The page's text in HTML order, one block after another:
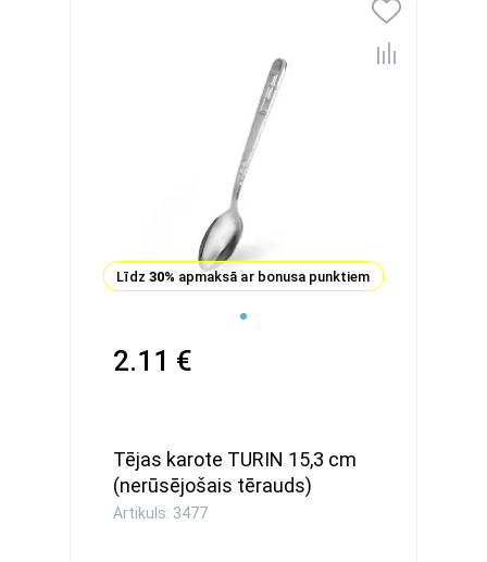
Līdz 30% apmaksā ar bonusa punktiem
2.11 €
Tējas karote TURIN 15,3 cm
(nerūsējošais tērauds)
Artikuls: 3477